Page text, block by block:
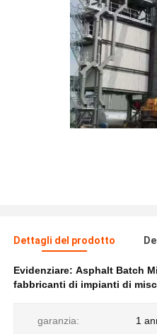
Dettagli del prodotto
Evidenziare: Asphalt Batch
fabbricanti di impianti di
garanzia: 1